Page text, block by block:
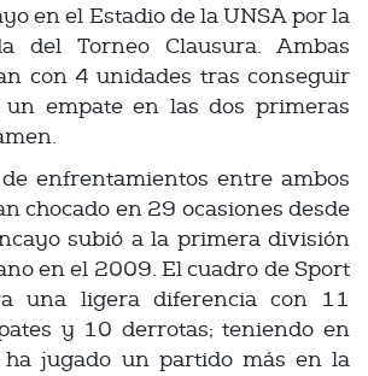
en el Estadio de la UNSA por la
del Torneo Clausura. Ambas
con 4 unidades tras conseguir
empate en las dos primeras
enfrentamientos entre ambos
chocado en 29 ocasiones desde
subió a la primera división
en el 2009. El cuadro de Sport
una ligera diferencia con 11
y 10 derrotas; teniendo en
ha jugado un partido más en la